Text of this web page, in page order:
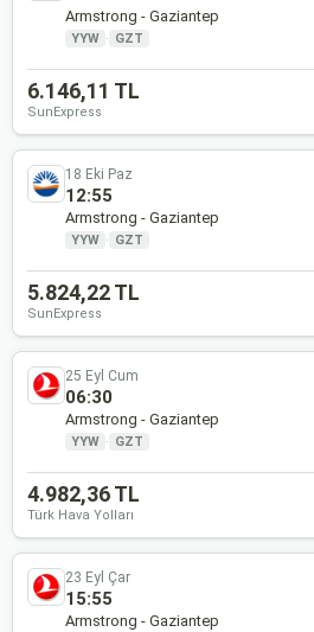
Armstrong - Gaziantep
YYW · GZT
6.146,11 TL
SunExpress
18 Eki Paz
12:55
Armstrong - Gaziantep
YYW · GZT
5.824,22 TL
SunExpress
25 Eyl Cum
06:30
Armstrong - Gaziantep
YYW · GZT
4.982,36 TL
Türk Hava Yolları
23 Eyl Çar
15:55
Armstrong - Gaziantep